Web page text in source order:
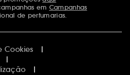
em Campanhas
de perfumarias.
Cookies